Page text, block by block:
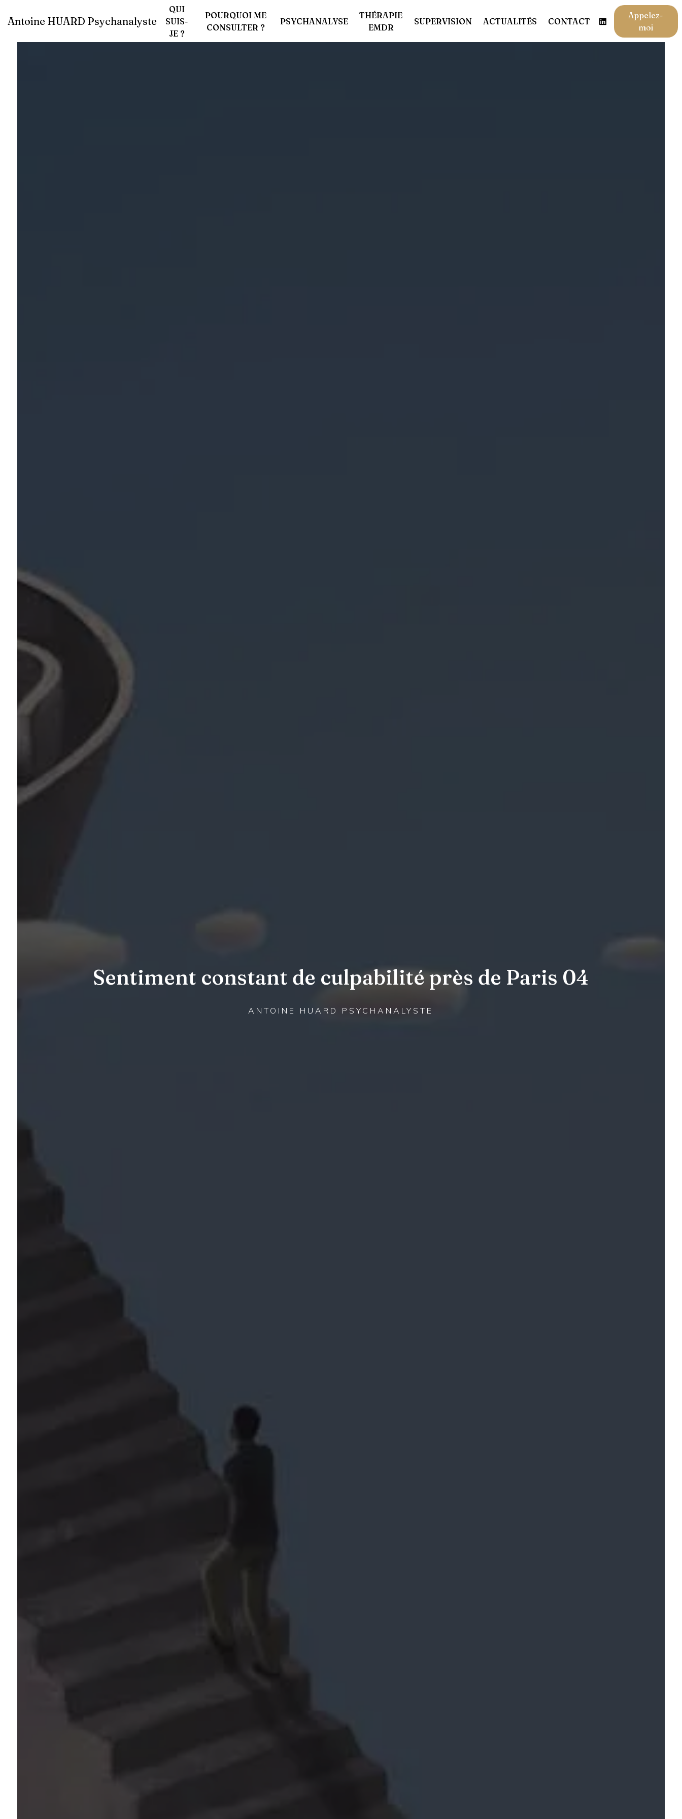
Antoine HUARD Psychanalyste
QUI
SUIS-
JE ?
POURQUOI ME
CONSULTER ?
PSYCHANALYSE
THÉRAPIE
EMDR
SUPERVISION ACTUALITÉS CONTACT
Appelez-
moi
Sentiment constant de culpabilité près de Paris 04
ANTOINE HUARD PSYCHANALYSTE